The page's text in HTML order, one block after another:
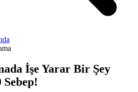
İşe Yarar Bir Şey